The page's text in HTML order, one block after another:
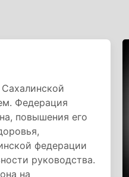
Федерация
повышения его
федерации
руководства.
на